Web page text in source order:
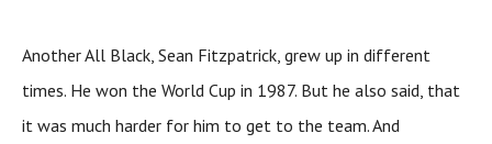
Another All Black, Sean Fitzpatrick, grew up in different
times. He won the World Cup in 1987. But he also said, that
it was much harder for him to get to the team. And